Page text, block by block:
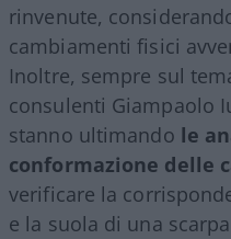
rinvenute,
cambiamenti fisici
Inoltre, sempre sul
consulenti Giampaolo
stanno ultimando le
conformazione delle
verificare la
e la suola di una